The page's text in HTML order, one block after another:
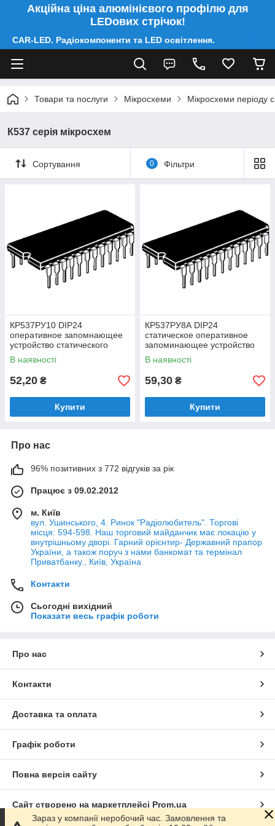
Акційна ціна алюмінієвого профілю для
LEDових стрічок!
CAR-LED. Радіокомпоненти та LED освітлення.
Товари та послуги Мікросхеми Мікросхеми періоду
К537 серія мікросхем
Сортування 0 Фільтри
КР537РУ10 DIP24
оперативное запомнающее
устройство статического
типа, изготовленное по
КМОП технологии
В наявності
52,20 ₴
Купити
КР537РУ8А DIP24
статическое оперативное
запоминающее устройство
емкостью 16 кбит (2к х 8)
В наявності
59,30 ₴
Купити
Про нас
96% позитивних з 772 відгуків за рік
Працює з 09.02.2012
м. Київ
вул. Ушинського, 4. Ринок "Радіолюбитель". Торгові
місця: 594-598. Наш торговий майданчик має локацію у
внутрішньому дворі. Гарний орієнтир- Державний прапор
України, а також поруч з нами банкомат та термінал
Приватбанку., Київ, Україна
Контакти
Сьогодні вихідний
Показати весь графік роботи
Про нас
Контакти
Доставка та оплата
Графік роботи
Повна версія сайту
Сайт створено на маркетплейсі Prom.ua
Зараз у компанії неробочий час. Замовлення та